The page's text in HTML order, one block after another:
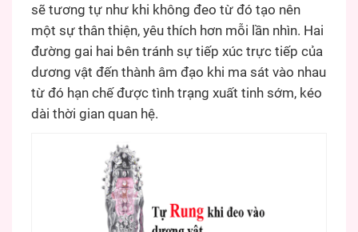
sẽ tương tự như khi không đeo từ đó tạo nên
một sự thân thiện, yêu thích hơn mỗi lần nhìn. Hai
đường gai hai bên tránh sự tiếp xúc trực tiếp của
dương vật đến thành âm đạo khi ma sát vào nhau
từ đó hạn chế được tình trạng xuất tinh sớm, kéo
dài thời gian quan hệ.